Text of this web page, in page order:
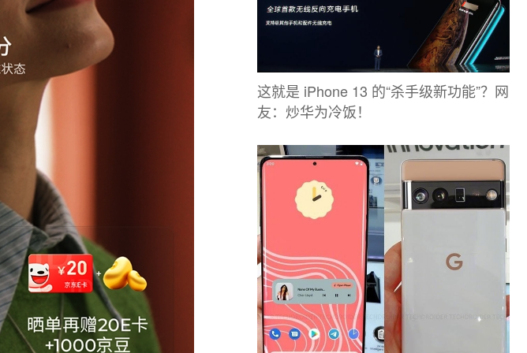
这就是 iPhone 13 的“杀手级新功能”？网
友：炒华为冷饭！